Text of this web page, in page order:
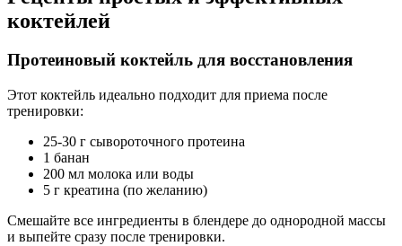
коктейлей
Протеиновый коктейль для восстановления
Этот коктейль идеально подходит для приема после
тренировки:
25-30 г сывороточного протеина
1 банан
200 мл молока или воды
5 г креатина (по желанию)
Смешайте все ингредиенты в блендере до однородной массы
и выпейте сразу после тренировки.